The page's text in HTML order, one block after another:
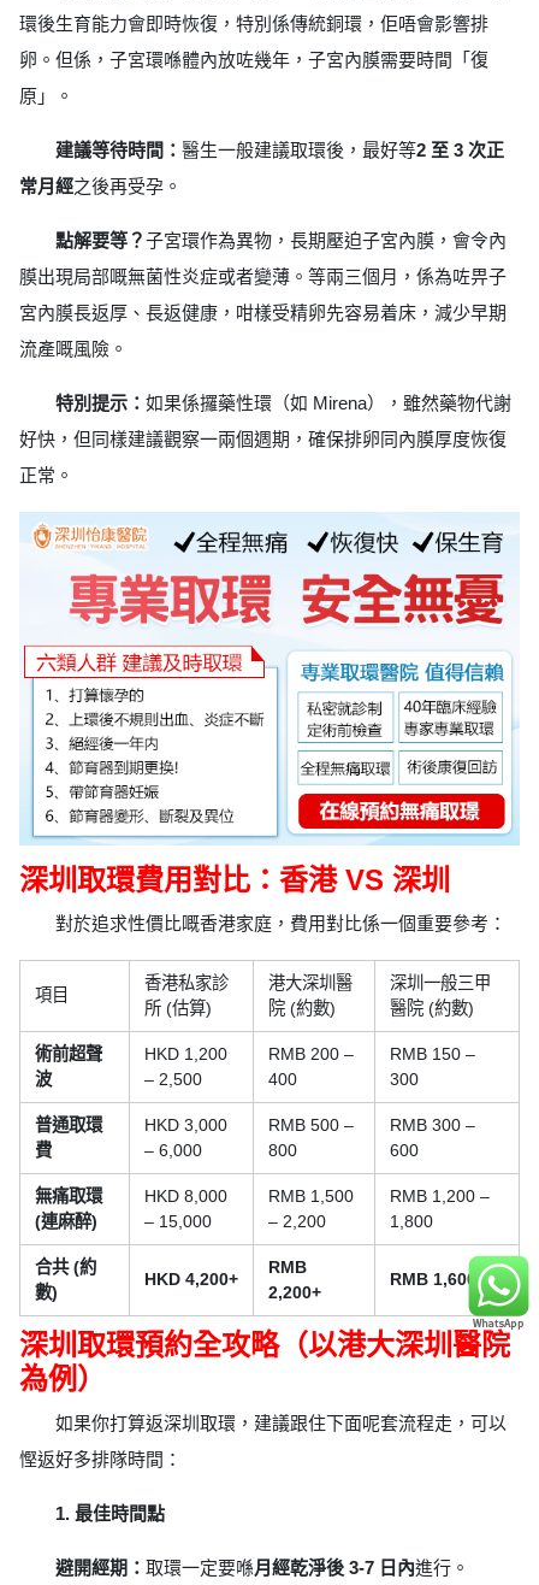
環後生育能力會即時恢復，特別係傳統銅環，佢唔會影響排
卵。但係，子宮環喺體內放咗幾年，子宮內膜需要時間「復
原」。
建議等待時間： 醫生一般建議取環後，最好等2 至 3 次正
常月經之後再受孕。
點解要等？子宮環作為異物，長期壓迫子宮內膜，會令內
膜出現局部嘅無菌性炎症或者變薄。等兩三個月，係為咗畀子
宮內膜長返厚、長返健康，咁樣受精卵先容易着床，減少早期
流產嘅風險。
特別提示： 如果係攞藥性環（如 Mirena），雖然藥物代謝
好快，但同樣建議觀察一兩個週期，確保排卵同內膜厚度恢復
正常。
深圳取環費用對比：香港 VS 深圳
對於追求性價比嘅香港家庭，費用對比係一個重要參考：
項目
香港私家診
所 (估算)
港大深圳醫
院 (約數)
深圳一般三甲
醫院 (約數)
術前超聲
波
HKD 1,200
– 2,500
RMB 200 –
400
RMB 150 –
300
普通取環
費
HKD 3,000
– 6,000
RMB 500 –
800
RMB 300 –
600
無痛取環
(連麻醉)
HKD 8,000
– 15,000
RMB 1,500
– 2,200
RMB 1,200 –
1,800
合共 (約
數)
HKD 4,200+
RMB
2,200+
RMB 1,600+
深圳取環預約全攻略（以港大深圳醫院
為例）
如果你打算返深圳取環，建議跟住下面呢套流程走，可以
慳返好多排隊時間：
1. 最佳時間點
避開經期： 取環一定要喺月經乾淨後 3-7 日內進行。